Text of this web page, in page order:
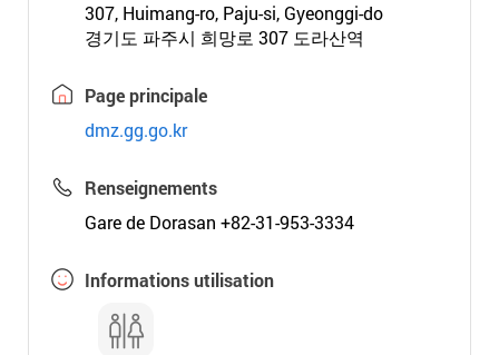
307, Huimang-ro, Paju-si, Gyeonggi-do
경기도 파주시 희망로 307 도라산역
Page principale
dmz.gg.go.kr
Renseignements
Gare de Dorasan +82-31-953-3334
Informations utilisation